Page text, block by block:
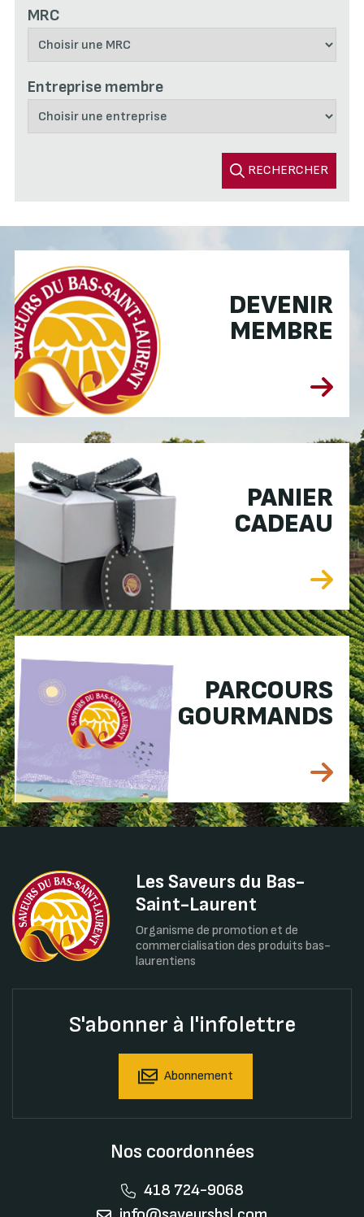
MRC
Entreprise membre
RECHERCHER
DEVENIR
MEMBRE
PANIER
CADEAU
PARCOURS
GOURMANDS
Les Saveurs du Bas-
Saint-Laurent
Organisme de promotion et de
commercialisation des produits bas-
laurentiens
S'abonner à l'infolettre
Abonnement
Nos coordonnées
418 724-9068